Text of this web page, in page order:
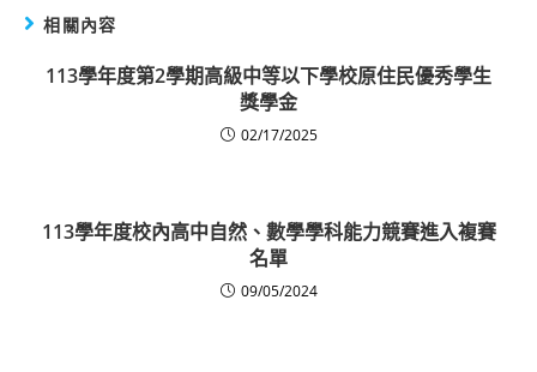
相關內容
113學年度第2學期高級中等以下學校原住民優秀學生
獎學金
02/17/2025
113學年度校內高中自然、數學學科能力競賽進入複賽
名單
09/05/2024